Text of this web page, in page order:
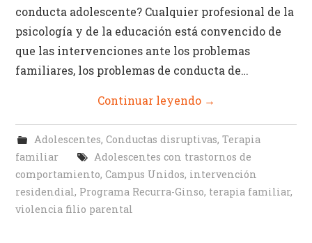
conducta adolescente? Cualquier profesional de la
psicología y de la educación está convencido de
que las intervenciones ante los problemas
familiares, los problemas de conducta de…
Continuar leyendo →
Adolescentes, Conductas disruptivas, Terapia
familiar
Adolescentes con trastornos de
comportamiento,Campus Unidos, intervención
residendial, Programa Recurra-Ginso, terapia familiar,
violencia filio parental